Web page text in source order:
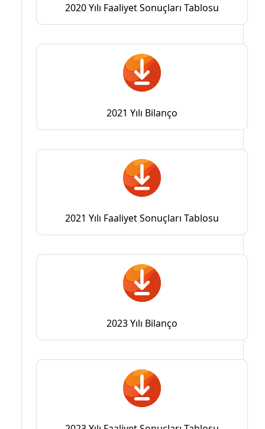
2020 Yılı Faaliyet Sonuçları Tablosu
2021 Yılı Bilanço
2021 Yılı Faaliyet Sonuçları Tablosu
2023 Yılı Bilanço